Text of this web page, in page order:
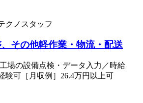
クノスタッフ
その他軽作業・物流・配送
工場の設備点検・データ入力／時給
験可［月収例］26.4万円以上可